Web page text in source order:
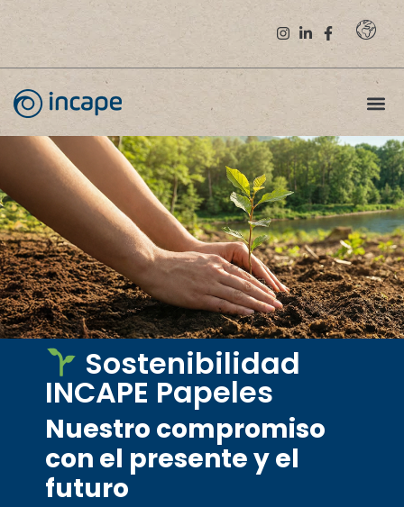
Sostenibilidad
INCAPE Papeles
Nuestro compromiso
con el presente y el
futuro